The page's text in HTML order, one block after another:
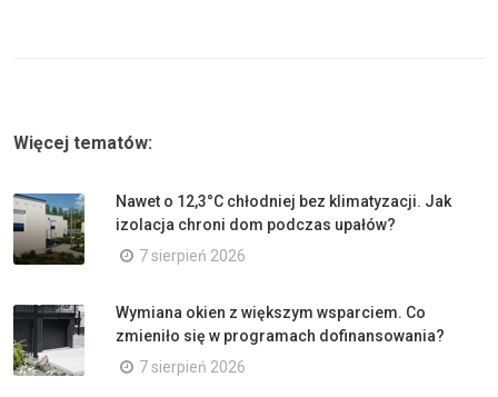
Więcej tematów:
Nawet o 12,3°C chłodniej bez klimatyzacji. Jak
izolacja chroni dom podczas upałów?
7 sierpień 2026
Wymiana okien z większym wsparciem. Co
zmieniło się w programach dofinansowania?
7 sierpień 2026